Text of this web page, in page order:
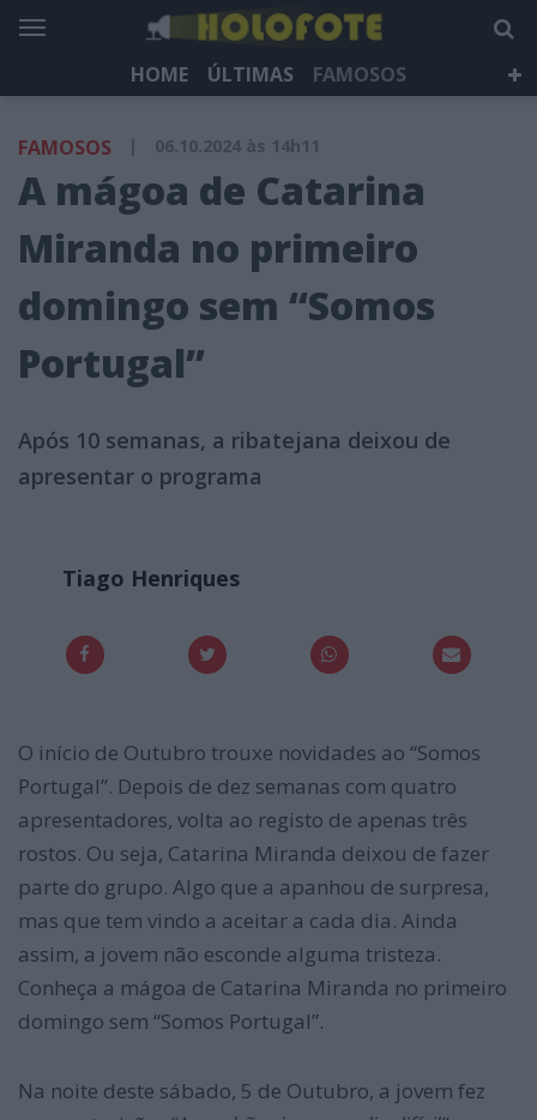
HOME ÚLTIMAS
FAMOSOS
HOLOFOTE TV
NEWSLETTER
FAMOSOS | 06.10.2024 às 14h11
A mágoa de Catarina
Miranda no primeiro
domingo sem “Somos
Portugal”
Após 10 semanas, a ribatejana deixou de
apresentar o programa
Tiago Henriques
O início de Outubro trouxe novidades ao “Somos
Portugal”. Depois de dez semanas com quatro
apresentadores, volta ao registo de apenas três
rostos. Ou seja, Catarina Miranda deixou de fazer
parte do grupo. Algo que a apanhou de surpresa,
mas que tem vindo a aceitar a cada dia. Ainda
assim, a jovem não esconde alguma tristeza.
Conheça a mágoa de Catarina Miranda no primeiro
domingo sem “Somos Portugal”.
Na noite deste sábado, 5 de Outubro, a jovem fez